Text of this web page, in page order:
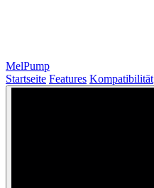
MelPump
Startseite Features Kompatibilität